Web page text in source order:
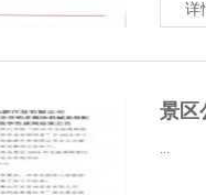
详
景区
...